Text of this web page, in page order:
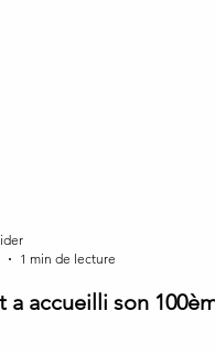
1 min de lecture
accueilli son